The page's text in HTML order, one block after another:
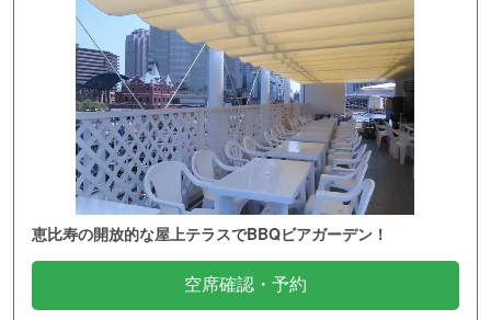
恵比寿の開放的な屋上テラスでBBQビアガーデン！
空席確認・予約